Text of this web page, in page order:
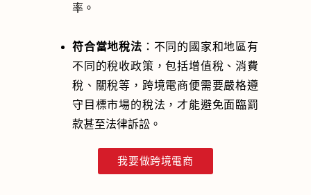
率。
符合當地稅法 ：不同的國家和地區有
不同的稅收政策，包括增值稅、消費
稅、關稅等，跨境電商便需要嚴格遵
守目標市場的稅法，才能避免面臨罰
款甚至法律訴訟。
我要做跨境電商